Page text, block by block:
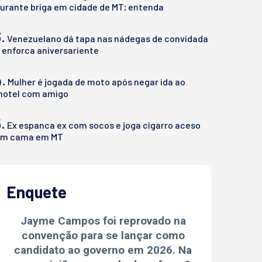
briga em cidade de MT; entenda
Venezuelano dá tapa nas nádegas de convidada
enforca aniversariente
Mulher é jogada de moto após negar ida ao
com amigo
Ex espanca ex com socos e joga cigarro aceso
cama em MT
Enquete
Jayme Campos foi reprovado na
convenção para se lançar como
candidato ao governo em 2026. Na